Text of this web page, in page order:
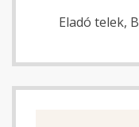
Eladó telek,